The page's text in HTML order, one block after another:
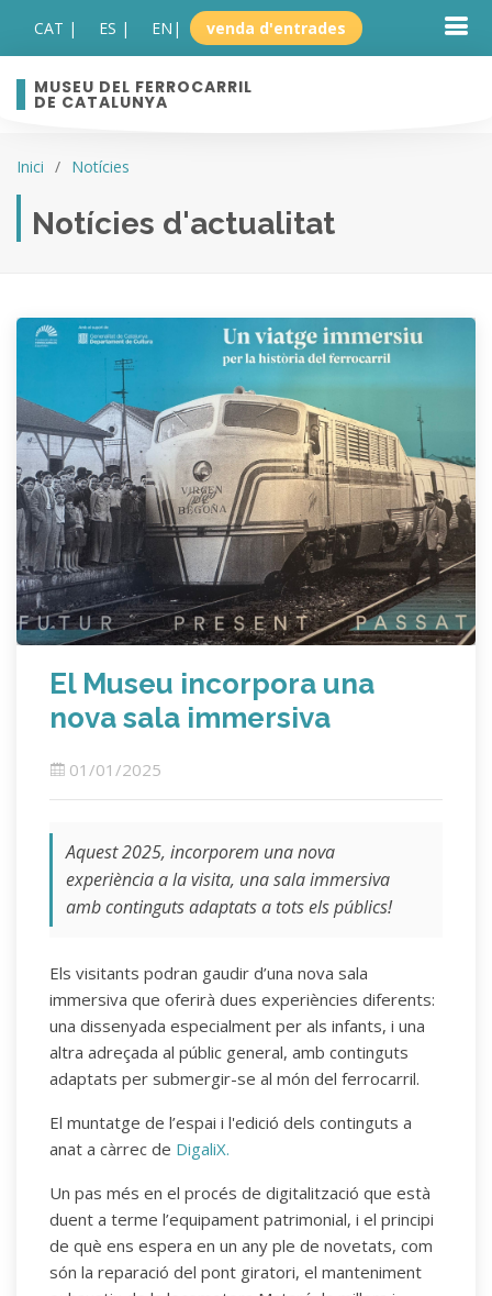
CAT | ES | EN | venda d'entrades
MUSEU DEL FERROCARRIL
DE CATALUNYA
Inici Notícies
Notícies d'actualitat
El Museu incorpora una
nova sala immersiva
01/01/2025
Aquest 2025, incorporem una nova
experiència a la visita, una sala immersiva
amb continguts adaptats a tots els públics!
Els visitants podran gaudir d’una nova sala
immersiva que oferirà dues experiències diferents:
una dissenyada especialment per als infants, i una
altra adreçada al públic general, amb continguts
adaptats per submergir-se al món del ferrocarril.
El muntatge de l’espai i l'edició dels continguts a
anat a càrrec de DigaliX.
Un pas més en el procés de digitalització que està
duent a terme l’equipament patrimonial, i el principi
de què ens espera en un any ple de novetats, com
són la reparació del pont giratori, el manteniment